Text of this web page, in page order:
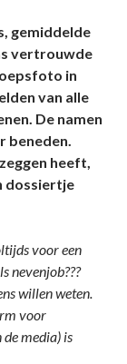
gemiddelde
vertrouwde
in
van alle
De namen
beneden.
heeft,
dossiertje
voor een
nevenjob???
willen weten.
voor
media) is